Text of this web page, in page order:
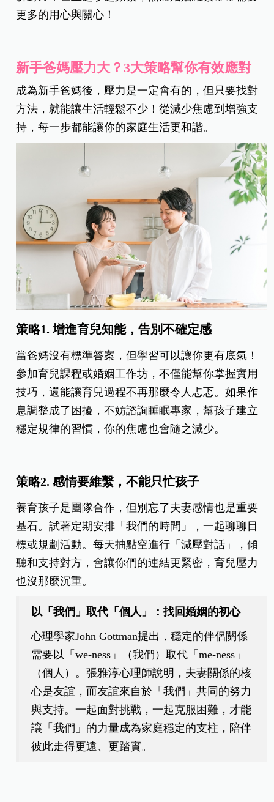
更多的用心與關心！
新手爸媽壓力大？3大策略幫你有效應對
成為新手爸媽後，壓力是一定會有的，但只要找對
方法，就能讓生活輕鬆不少！從減少焦慮到增強支
持，每一步都能讓你的家庭生活更和諧。
策略1. 增進育兒知能，告別不確定感
當爸媽沒有標準答案，但學習可以讓你更有底氣！
參加育兒課程或婚姻工作坊，不僅能幫你掌握實用
技巧，還能讓育兒過程不再那麼令人忐忑。如果作
息調整成了困擾，不妨諮詢睡眠專家，幫孩子建立
穩定規律的習慣，你的焦慮也會隨之減少。
策略2. 感情要維繫，不能只忙孩子
養育孩子是團隊合作，但別忘了夫妻感情也是重要
基石。試著定期安排「我們的時間」，一起聊聊目
標或規劃活動。每天抽點空進行「減壓對話」，傾
聽和支持對方，會讓你們的連結更緊密，育兒壓力
也沒那麼沉重。
以「我們」取代「個人」：找回婚姻的初心
心理學家John Gottman提出，穩定的伴侶關係
需要以「we-ness」（我們）取代「me-ness」
（個人）。張雅淳心理師說明，夫妻關係的核
心是友誼，而友誼來自於「我們」共同的努力
與支持。一起面對挑戰，一起克服困難，才能
讓「我們」的力量成為家庭穩定的支柱，陪伴
彼此走得更遠、更踏實。